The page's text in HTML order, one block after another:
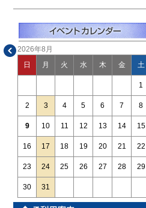
2026年8月
日 月 火 水 木 金 土
1
2 3 4 5 6 7 8
9 10 11 12 13 14 15
16 17 18 19 20 21 22
23 24 25 26 27 28 29
30 31